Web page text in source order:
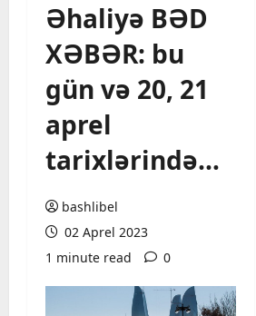
Əhaliyə BƏD
XƏBƏR: bu
gün və 20, 21
aprel
tarixlərində…
bashlibel
02 Aprel 2023
1 minute read
0